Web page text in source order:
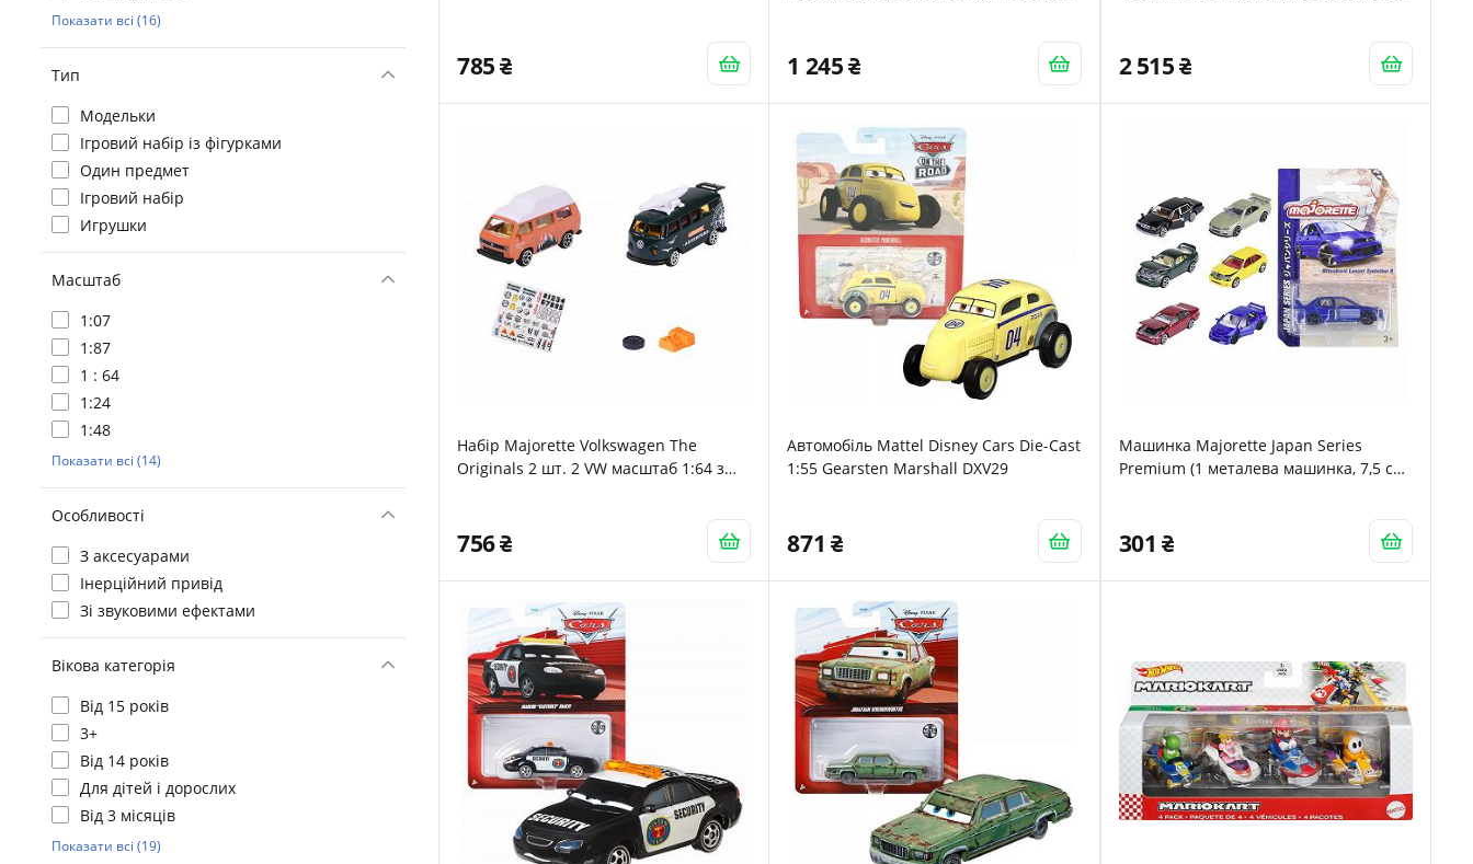
Показати всі (16)
Тип
Модельки
Ігровий набір із фігурками
Один предмет
Ігровий набір
Игрушки
Масштаб
1:07
1:87
1 : 64
1:24
1:48
Показати всі (14)
Особливості
З аксесуарами
Інерційний привід
Зі звуковими ефектами
Вікова категорія
Від 15 років
3+
Від 14 років
Для дітей і дорослих
Від 3 місяців
Показати всі (19)
785 1 245
можливістю розширення для дітей від
2 515
Набір Majorette Volkswagen The
Originals 2 шт. 2 VW масштаб 1:64 з
756
Автомобіль Mattel Disney Cars Die-Cast
1:55 Gearsten Marshall DXV29
871
Машинка Majorette Japan Series
Premium (1 металева машинка, 7,5 см)
автомобілів японських брендів, від 3
років, з вільним ходом і підвіскою
301